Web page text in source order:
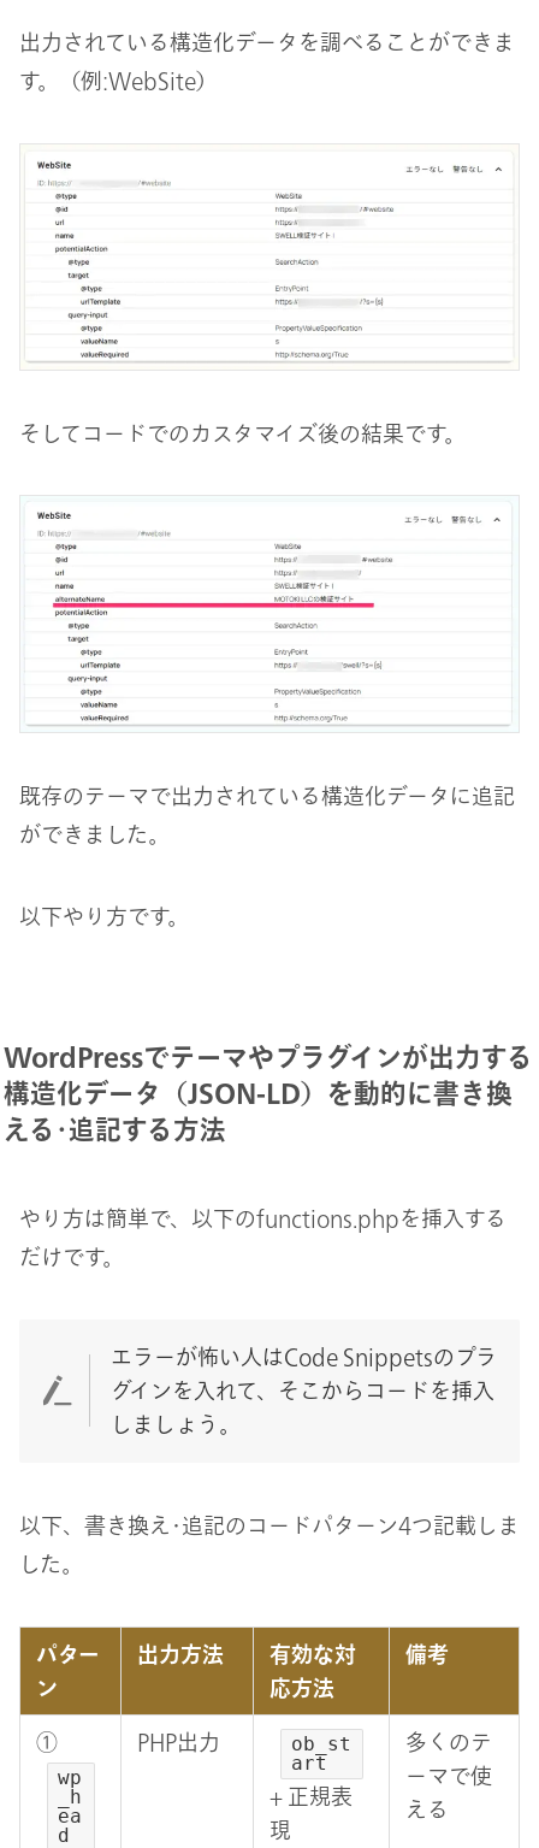
出力されている構造化データを調べることができま
す。（例:WebSite）
そしてコードでのカスタマイズ後の結果です。
既存のテーマで出力されている構造化データに追記
ができました。
以下やり方です。
WordPressでテーマやプラグインが出力する
構造化データ（JSON-LD）を動的に書き換
える･追記する方法
やり方は簡単で、以下のfunctions.phpを挿入する
だけです。
エラーが怖い人はCode Snippetsのプラ
グインを入れて、そこからコードを挿入
しましょう。
以下、書き換え･追記のコードパターン4つ記載しま
した。
パター
ン
出力方法
有効な対
応方法
備考
①
wp
_h
ea
d
PHP出力
ob_st
art
+ 正規表
現
多くのテ
ーマで使
える